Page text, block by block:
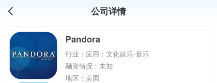
公司详情
Pandora
行业：应用；文化娱乐-音乐
融资情况：未知
地区：美国